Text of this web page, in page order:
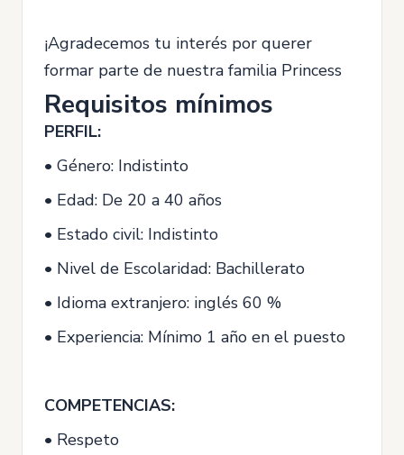
¡Agradecemos tu interés por querer
formar parte de nuestra familia Princess
Requisitos mínimos
PERFIL:
• Género: Indistinto
• Edad: De 20 a 40 años
• Estado civil: Indistinto
• Nivel de Escolaridad: Bachillerato
• Idioma extranjero: inglés 60 %
• Experiencia: Mínimo 1 año en el puesto
COMPETENCIAS:
• Respeto